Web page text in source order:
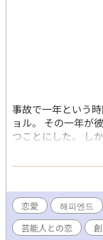
装スタイリスト。
イドルとして頂点
事故で一年という
ョル。 その一年が
つことにした。 し
ハンビョル（孔）
生まれた芸能人2世
て、人と付き合う
のせいで記憶喪失
た。 ところが、数
大手芸能事務所の
いが、一度大きな
恋愛 해피엔드
芸能人との恋